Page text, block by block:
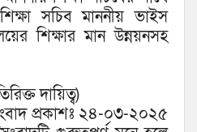
সচিব মাননীয় ভাইস
শিক্ষার মান উন্নয়নসহ
দায়িত্ব)
সংবাদ প্রকাশঃ ২৪-০৩-২০২৫